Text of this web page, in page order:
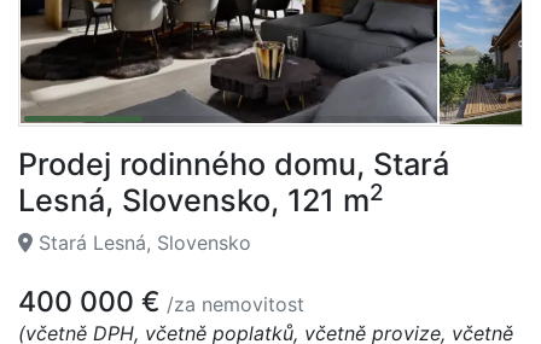
Prodej rodinného domu, Stará
Lesná, Slovensko, 121 m2
Stará Lesná, Slovensko
400 000 € /za nemovitost
(včetně DPH, včetně poplatků, včetně provize, včetně